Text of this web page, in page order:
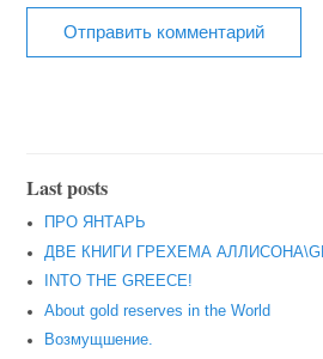
Last posts
ПРО ЯНТАРЬ
ДВЕ КНИГИ ГРЕХЕМА
INTO THE GREECE!
About gold reserves in the World
Возмущшение.